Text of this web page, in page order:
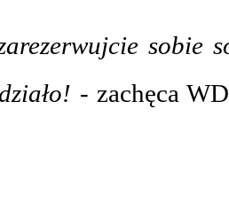
sobie
- zachęca